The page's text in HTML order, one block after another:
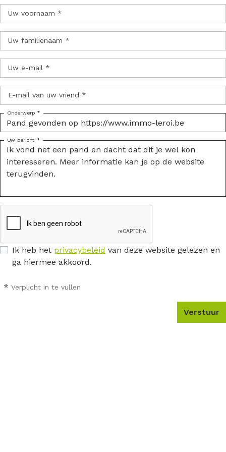
Uw voornaam *
Uw familienaam *
Uw e-mail *
E-mail van uw vriend *
Onderwerp *
Uw bericht *
Ik heb het privacybeleid van deze website gelezen en
ga hiermee akkoord.
* Verplicht in te vullen
Verstuur